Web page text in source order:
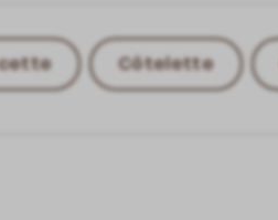
Côtelette